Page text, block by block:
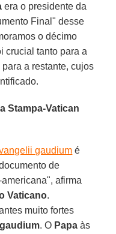
era o presidente da
Final" desse
o décimo
crucial tanto para a
para a restante, cujos
Stampa-Vatican
gaudium é
de
afirma
Vaticano.
muito fortes
. O Papa às